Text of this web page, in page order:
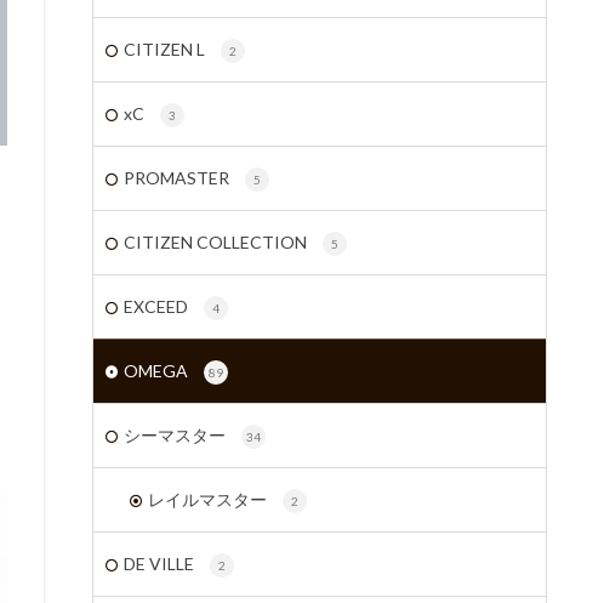
CITIZEN L 2
xC 3
PROMASTER 5
CITIZEN COLLECTION 5
EXCEED 4
OMEGA 89
シーマスター 34
レイルマスター 2
DE VILLE 2